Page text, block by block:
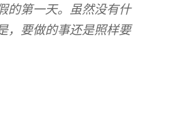
的第一天。虽然没有什
，要做的事还是照样要